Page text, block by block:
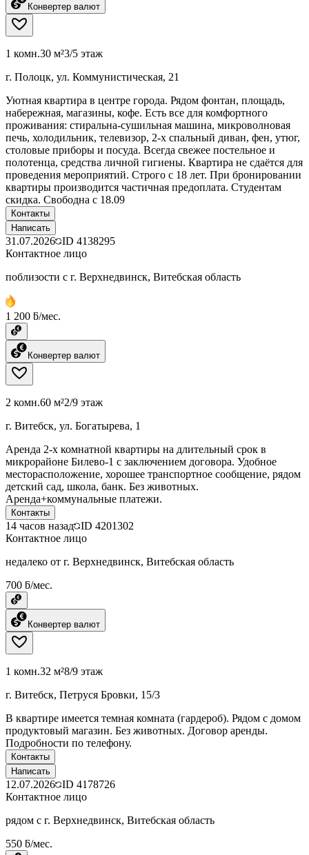
Конвертер валют
1 комн.30 м²3/5 этаж
г. Полоцк, ул. Коммунистическая, 21
Уютная квартира в центре города. Рядом фонтан, площадь,
набережная, магазины, кофе. Есть все для комфортного
проживания: стиральна-сушильная машина, микроволновая
печь, холодильник, телевизор, 2-х спальный диван, фен, утюг,
столовые приборы и посуда. Всегда свежее постельное и
полотенца, средства личной гигиены. Квартира не сдаётся для
проведения мероприятий. Строго с 18 лет. При бронировании
квартиры производится частичная предоплата. Студентам
скидка. Свободна с 18.09
Контакты
Написать
31.07.2026 ID 4138295
Контактное лицо
поблизости с г. Верхнедвинск, Витебская область
1 200 ƃ/мес.
Конвертер валют
2 комн.60 м²2/9 этаж
г. Витебск, ул. Богатырева, 1
Аренда 2-х комнатной квартиры на длительный срок в
микрорайоне Билево-1 с заключением договора. Удобное
месторасположение, хорошее транспортное сообщение, рядом
детский сад, школа, банк. Без животных.
Аренда+коммунальные платежи.
Контакты
14 часов назад ID 4201302
Контактное лицо
недалеко от г. Верхнедвинск, Витебская область
700 ƃ/мес.
Конвертер валют
1 комн.32 м²8/9 этаж
г. Витебск, Петруся Бровки, 15/3
В квартире имеется темная комната (гардероб). Рядом с домом
продуктовый магазин. Без животных. Договор аренды.
Подробности по телефону.
Контакты
Написать
12.07.2026 ID 4178726
Контактное лицо
рядом с г. Верхнедвинск, Витебская область
550 ƃ/мес.